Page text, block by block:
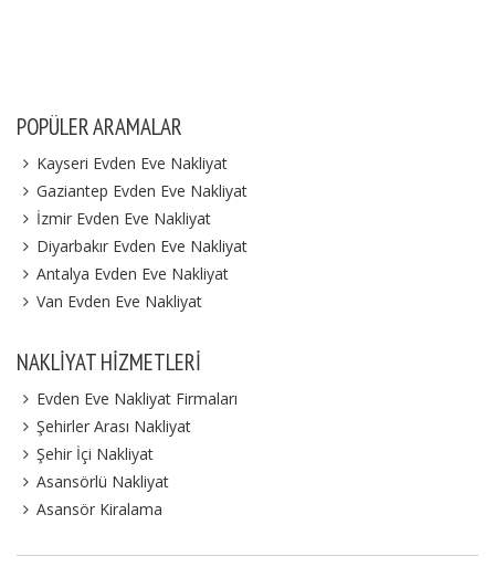
POPÜLER ARAMALAR
Kayseri Evden Eve Nakliyat
Gaziantep Evden Eve Nakliyat
İzmir Evden Eve Nakliyat
Diyarbakır Evden Eve Nakliyat
Antalya Evden Eve Nakliyat
Van Evden Eve Nakliyat
NAKLIYAT HIZMETLERI
Evden Eve Nakliyat Firmaları
Şehirler Arası Nakliyat
Şehir İçi Nakliyat
Asansörlü Nakliyat
Asansör Kiralama